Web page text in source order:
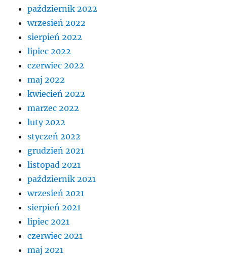
październik 2022
wrzesień 2022
sierpień 2022
lipiec 2022
czerwiec 2022
maj 2022
kwiecień 2022
marzec 2022
luty 2022
styczeń 2022
grudzień 2021
listopad 2021
październik 2021
wrzesień 2021
sierpień 2021
lipiec 2021
czerwiec 2021
maj 2021